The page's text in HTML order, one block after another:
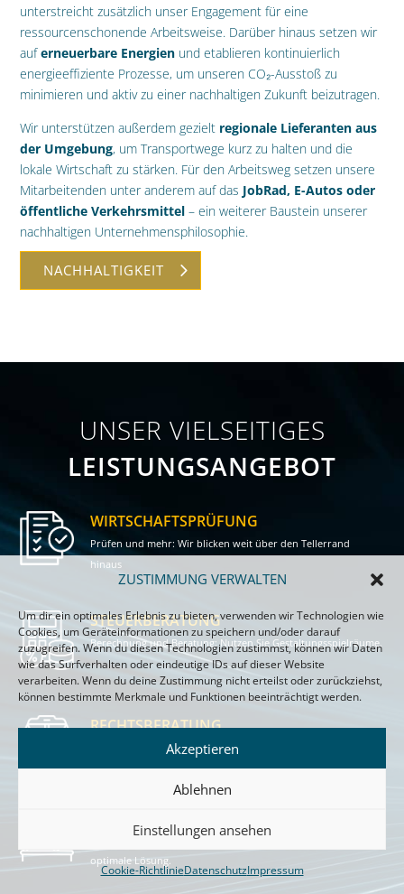
ZUSTIMMUNG VERWALTEN
Um dir ein optimales Erlebnis zu bieten, verwenden wir Technologien wie
Cookies, um Geräteinformationen zu speichern und/oder darauf
zuzugreifen. Wenn du diesen Technologien zustimmst, können wir Daten
wie das Surfverhalten oder eindeutige IDs auf dieser Website
verarbeiten. Wenn du deine Zustimmung nicht erteilst oder zurückziehst,
können bestimmte Merkmale und Funktionen beeinträchtigt werden.
Akzeptieren
Ablehnen
Einstellungen ansehen
Cookie-RichtlinieDatenschutzImpressum
unterstreicht zusätzlich unser Engagement für eine
ressourcenschonende Arbeitsweise. Darüber hinaus setzen wir
auferneuerbare Energien und etablieren kontinuierlich
energieeffiziente Prozesse, um unseren CO₂-Ausstoß zu
minimieren und aktiv zu einer nachhaltigen Zukunft beizutragen.
Wir unterstützen außerdem gezielt regionale Lieferanten aus
der Umgebung, um Transportwege kurz zu halten und die
lokale Wirtschaft zu stärken. Für den Arbeitsweg setzen unsere
Mitarbeitenden unter anderem auf das JobRad, E-Autos oder
öffentliche Verkehrsmittel – ein weiterer Baustein unserer
nachhaltigen Unternehmensphilosophie.
NACHHALTIGKEIT
UNSER VIEL­SEITIGES
LEISTUNGS­ANGEBOT
WIRTSCHAFTS­PRÜFUNG
Prüfen und mehr: Wir blicken weit über den Tellerrand
hinaus
STEUERBERATUNG
Berechnung und Beratung: Nutzen Sie Gestaltungsspielräume.
RECHTSBERATUNG
Auf Wirtschaftsrecht spezialisiert. Stark in der Sache.
Unsere IT-Fachspezialisten finden für jedes Problem die
optimale Lösung.